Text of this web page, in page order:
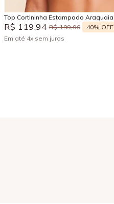
Top Cortininha Estampado Araguaia
R$ 119,94 R$ 199,90 40% OFF
Em até 4x sem juros